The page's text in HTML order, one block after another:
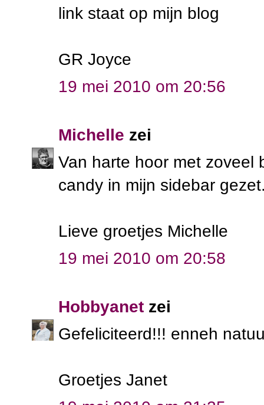
link staat op mijn blog
GR Joyce
19 mei 2010 om 20:56
Michelle zei
Van harte hoor met zoveel
candy in mijn sidebar
Lieve groetjes Michelle
19 mei 2010 om 20:58
Hobbyanet zei
Gefeliciteerd!!! enneh
Groetjes Janet